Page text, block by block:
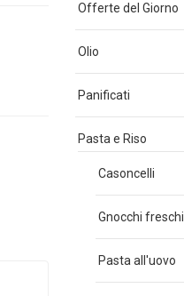
Offerte del Giorno
Olio
Panificati
Pasta e Riso
Casoncelli
Gnocchi freschi
Pasta all'uovo